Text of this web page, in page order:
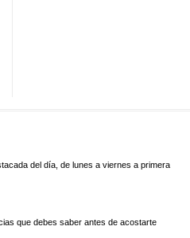
del día, de lunes a viernes a primera
que debes saber antes de acostarte